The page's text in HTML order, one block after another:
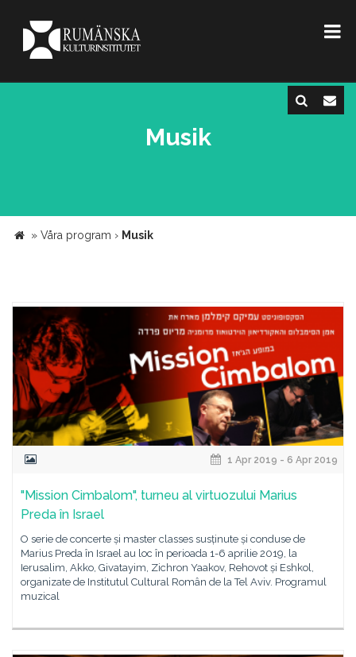
Musik
» Våra program › Musik
1 Apr 2019 - 6 Apr 2019
"Mission Cimbalom", turneu al virtuozului Marius
Preda în Israel
O serie de concerte și master classes susținute și conduse de
Marius Preda în Israel au loc în perioada 1-6 aprilie 2019, la
Ierusalim, Akko, Givatayim, Zichron Yaakov, Rehovot și Eshkol,
organizate de Institutul Cultural Român de la Tel Aviv. Programul
muzical